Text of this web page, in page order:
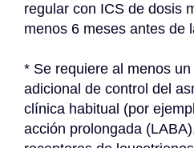
regular con ICS de dosis
menos 6 meses antes de
* Se requiere al menos
adicional de control del
clínica habitual (por
acción prolongada